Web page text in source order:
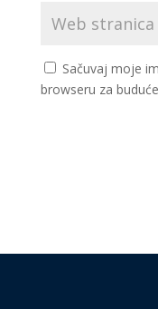
Sačuvaj moje
browseru za